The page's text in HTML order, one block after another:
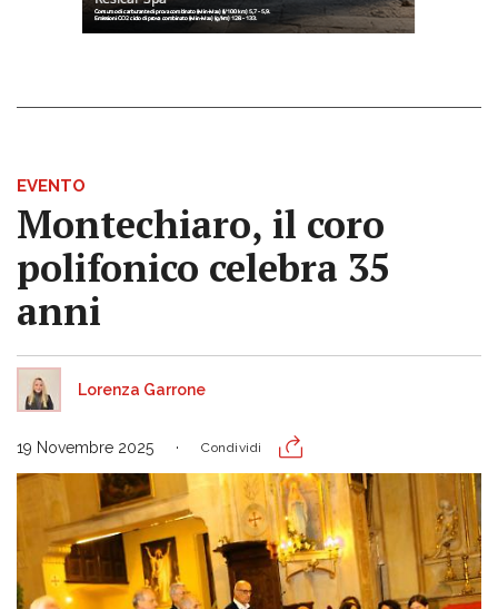
EVENTO
Montechiaro, il coro
polifonico celebra 35
anni
Lorenza Garrone
19 Novembre 2025 Condividi